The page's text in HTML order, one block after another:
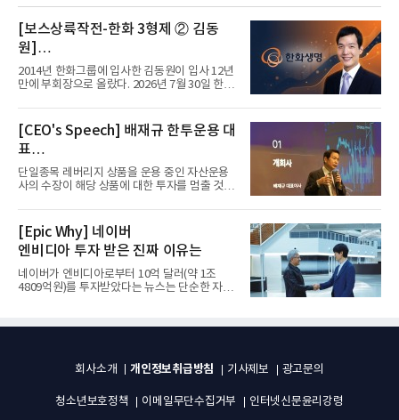
[보스상륙작전-한화 3형제 ② 김동
원]
입사 12년 만에 금융계열 수장 등극
2014년 한화그룹에 입사한 김동원이 입사 12년
만에 부회장으로 올랐다. 2026년 7월 30일 한화
[CEO's Speech] 배재규 한투운용 대
표
“개별종목 레버리지 투자 지금이라도
멈춰라”
단일종목 레버리지 상품을 운용 중인 자산운용
사의 수장이 해당 상품에 대한 투자를 멈출 것을
[Epic Why] 네이버
엔비디아 투자 받은 진짜 이유는
네이버가 엔비디아로부터 10억 달러(약 1조
4809억원)를 투자받았다는 뉴스는 단순한 자금
회사소개 개인정보취급방침 기사제보 광고문의
청소년보호정책 이메일무단수집거부 인터넷신문윤리강령